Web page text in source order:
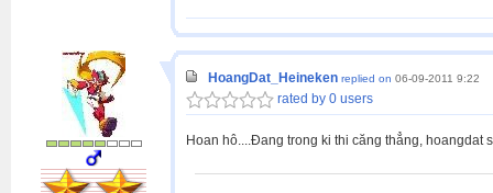
HoangDat_Heineken replied on 06-09-2011 9:22
rated by 0 users
Hoan hô....Đang trong ki thi căng thẳng,